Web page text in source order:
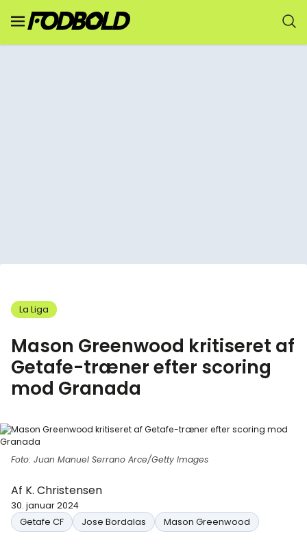
La Liga
Mason Greenwood kritiseret af
Getafe-træner efter scoring
mod Granada
Foto: Juan Manuel Serrano Arce/Getty Images
Af K. Christensen
30. januar 2024
Getafe CF
Jose Bordalas Mason Greenwood